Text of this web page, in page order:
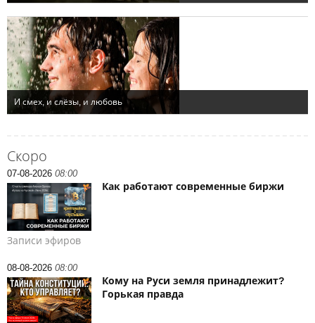
Скоро
07-08-2026 08:00
Как работают современные биржи
Записи эфиров
08-08-2026 08:00
Кому на Руси земля принадлежит?
Горькая правда